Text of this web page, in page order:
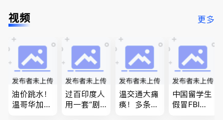
视频 更多
油价跳水！
温哥华加油
过百印度人
用一套“剧
温交通大瘫
痪！多条主
中国留学生
假冒FBI上